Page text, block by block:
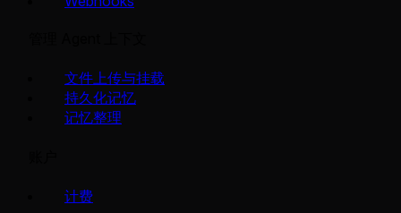
文件上传与挂载
持久化记忆
记忆整理
计费